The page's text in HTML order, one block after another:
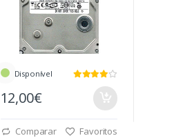
Disponível
12,00€
Comparar Favoritos